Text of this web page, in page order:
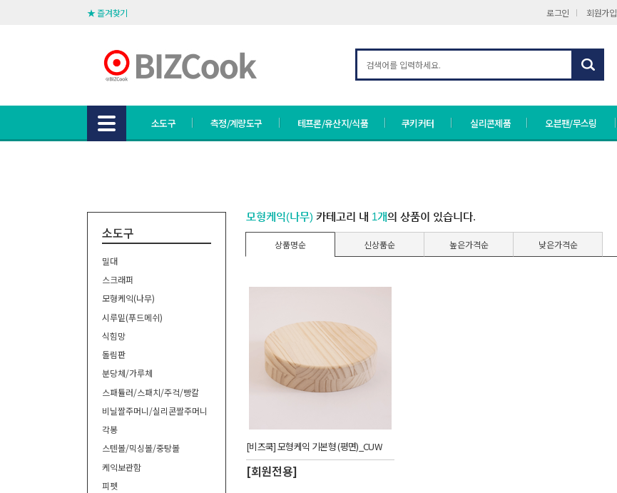
★ 즐겨찾기 로그인 회원가입
소도구 측정/계량도구 테프론/유산지/식품 쿠키커터 실리콘제품 오븐팬/무스링
소도구
밀대
스크래퍼
모형케익(나무)
시루밑(푸드메쉬)
식힘망
돌림판
분당체/가루체
스패튤러/스패치/주걱/빵칼
비닐짤주머니/실리콘짤주머니
각봉
스텐볼/믹싱볼/중탕볼
케익보관함
피펫
모형케익(나무) 카테고리 내 1개의 상품이 있습니다.
상품명순 신상품순 높은가격순 낮은가격순
[비즈쿡] 모형케익 기본형 (평면)_CUW
[회원전용]